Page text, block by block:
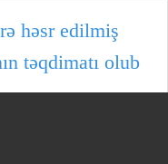
həsr edilmiş
təqdimatı olub